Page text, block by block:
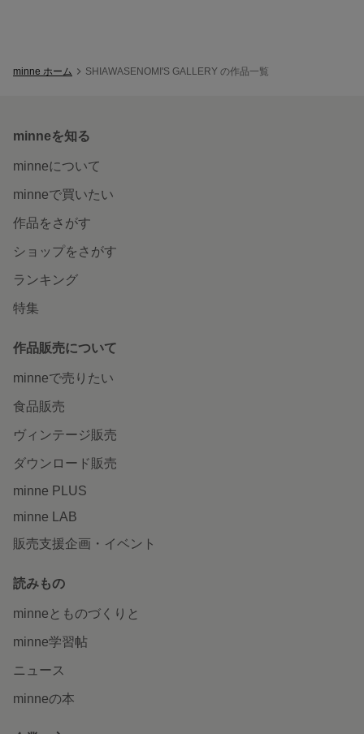
minne ホーム SHIAWASENOMI'S GALLERY の作品一覧
minneを知る
minneについて
minneで買いたい
作品をさがす
ショップをさがす
ランキング
特集
作品販売について
minneで売りたい
食品販売
ヴィンテージ販売
ダウンロード販売
minne PLUS
minne LAB
販売支援企画・イベント
読みもの
minneとものづくりと
minne学習帖
ニュース
minneの本